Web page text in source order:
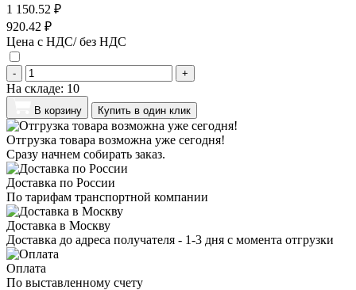
1 150.52 ₽
920.42 ₽
Цена с НДС/ без НДС
- +
На складе: 10
В корзину Купить в один клик
Отгрузка товара возможна уже сегодня!
Сразу начнем собирать заказ.
Доставка по России
По тарифам транспортной компании
Доставка в Москву
Доставка до адреса получателя - 1-3 дня с момента отгрузки
Оплата
По выставленному счету